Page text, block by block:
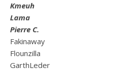
Kmeuh
Lama
Pierre C.
Fakinaway
Flounzilla
GarthLeder